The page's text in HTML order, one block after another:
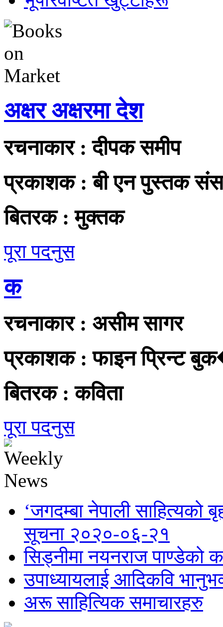
अक्षर अक्षरमा देश
रचनाकार :दीपक समीप
प्रकाशक :बी एन पुस्तक
बितरक :मुक्तक
पूरा पदनुस
क
रचनाकार : असीम सागर
प्रकाशक :फाइन प्रिन्ट
बितरक :कविता
पूरा पदनुस
‘जगदम्बा नेपाली साहित्यको
सूचना २०२०-०६-२१
सिड्नीमा नयनराज पाण्डेको
उपाध्यायलाई आदिकवि
अरू साहित्यिक समाचारहरु